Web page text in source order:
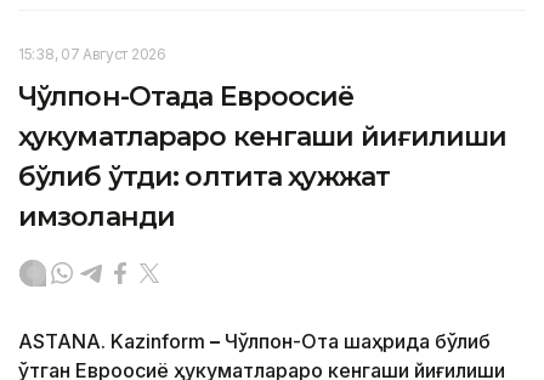
15:38, 07 Август 2026
Чўлпон-Отада Евроосиё
ҳукуматлараро кенгаши йиғилиши
бўлиб ўтди: олтита ҳужжат
имзоланди
ASTANA. Kazinform – Чўлпон-Ота шаҳрида бўлиб
ўтган Евроосиё ҳукуматлараро кенгаши йиғилиши